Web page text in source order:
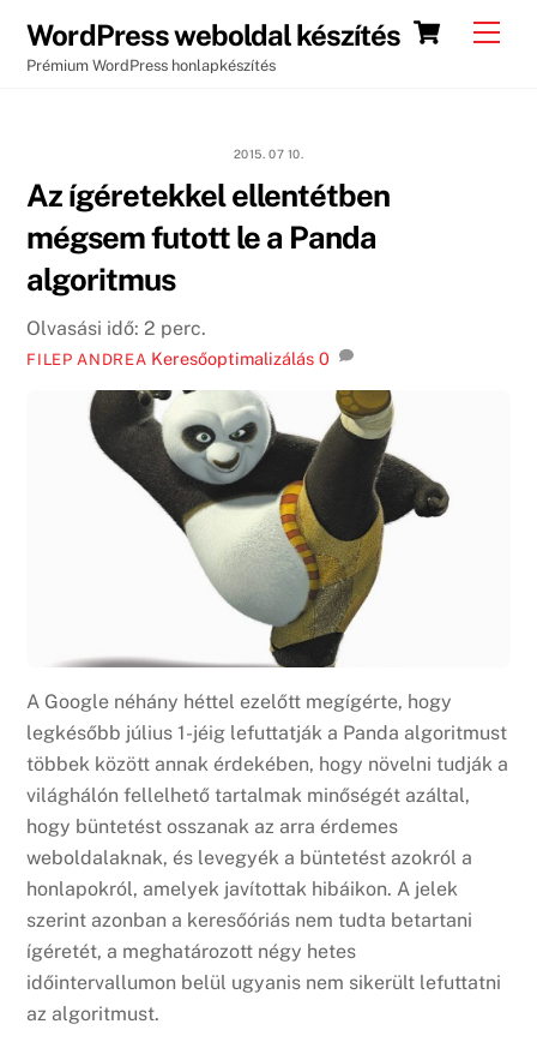
content
Cart
WordPress weboldal készítés
Prémium WordPress honlapkészítés
2015. 07 10.
Az ígéretekkel ellentétben
mégsem futott le a Panda
algoritmus
Olvasási idő:2 perc.
FILEP ANDREA Keresőoptimalizálás 0
A Google néhány héttel ezelőtt megígérte, hogy
legkésőbb július 1-jéig lefuttatják a Panda algoritmust
többek között annak érdekében, hogy növelni tudják a
világhálón fellelhető tartalmak minőségét azáltal,
hogy büntetést osszanak az arra érdemes
weboldalaknak, és levegyék a büntetést azokról a
honlapokról, amelyek javítottak hibáikon. A jelek
szerint azonban a keresőóriás nem tudta betartani
ígéretét, a meghatározott négy hetes
időintervallumon belül ugyanis nem sikerült lefuttatni
az algoritmust.